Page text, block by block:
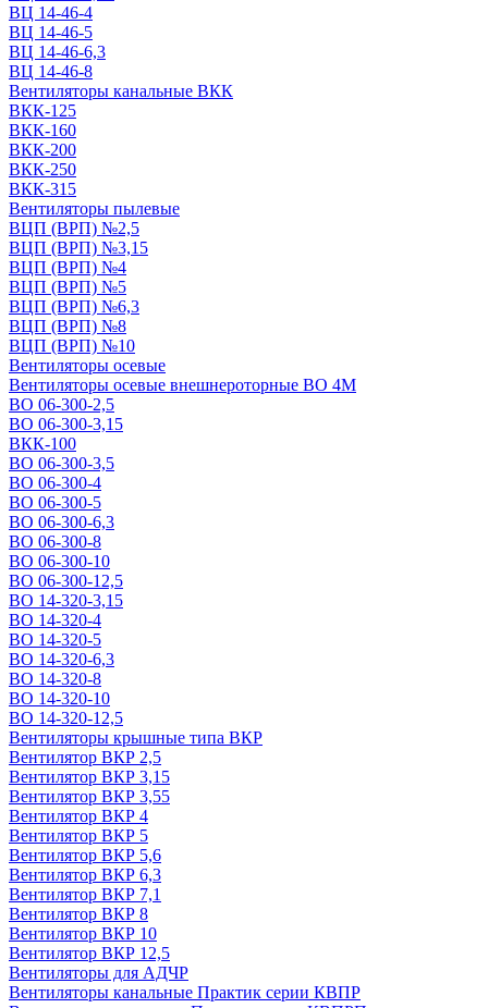
ВЦ 14-46-4
ВЦ 14-46-5
ВЦ 14-46-6,3
ВЦ 14-46-8
Вентиляторы канальные ВКК
ВКК-125
ВКК-160
ВКК-200
ВКК-250
ВКК-315
Вентиляторы пылевые
ВЦП (ВРП) №2,5
ВЦП (ВРП) №3,15
ВЦП (ВРП) №4
ВЦП (ВРП) №5
ВЦП (ВРП) №6,3
ВЦП (ВРП) №8
ВЦП (ВРП) №10
Вентиляторы осевые
Вентиляторы осевые внешнероторные ВО 4М
ВО 06-300-2,5
ВО 06-300-3,15
ВКК-100
ВО 06-300-3,5
ВО 06-300-4
ВО 06-300-5
ВО 06-300-6,3
ВО 06-300-8
ВО 06-300-10
ВО 06-300-12,5
ВО 14-320-3,15
ВО 14-320-4
ВО 14-320-5
ВО 14-320-6,3
ВО 14-320-8
ВО 14-320-10
ВО 14-320-12,5
Вентиляторы крышные типа ВКР
Вентилятор ВКР 2,5
Вентилятор ВКР 3,15
Вентилятор ВКР 3,55
Вентилятор ВКР 4
Вентилятор ВКР 5
Вентилятор ВКР 5,6
Вентилятор ВКР 6,3
Вентилятор ВКР 7,1
Вентилятор ВКР 8
Вентилятор ВКР 10
Вентилятор ВКР 12,5
Вентиляторы для АДЧР
Вентиляторы канальные Практик серии КВПР